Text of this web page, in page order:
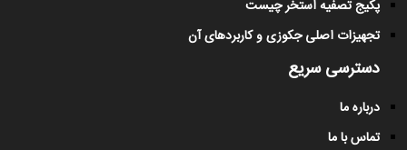
پکیج تصفیه استخر چیست
تجهیزات اصلی جکوزی و کاربردهای آن
دسترسی سریع
درباره ما
تماس با ما